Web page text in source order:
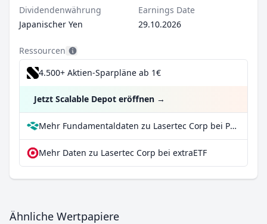
Dividendenwährung
Japanischer Yen
Earnings Date
29.10.2026
Ressourcen
4.500+ Aktien-Sparpläne ab 1€
Jetzt Scalable Depot eröffnen →
Mehr Fundamentaldaten zu Lasertec Corp bei Parqet
Mehr Daten zu Lasertec Corp bei extraETF
Ähnliche Wertpapiere